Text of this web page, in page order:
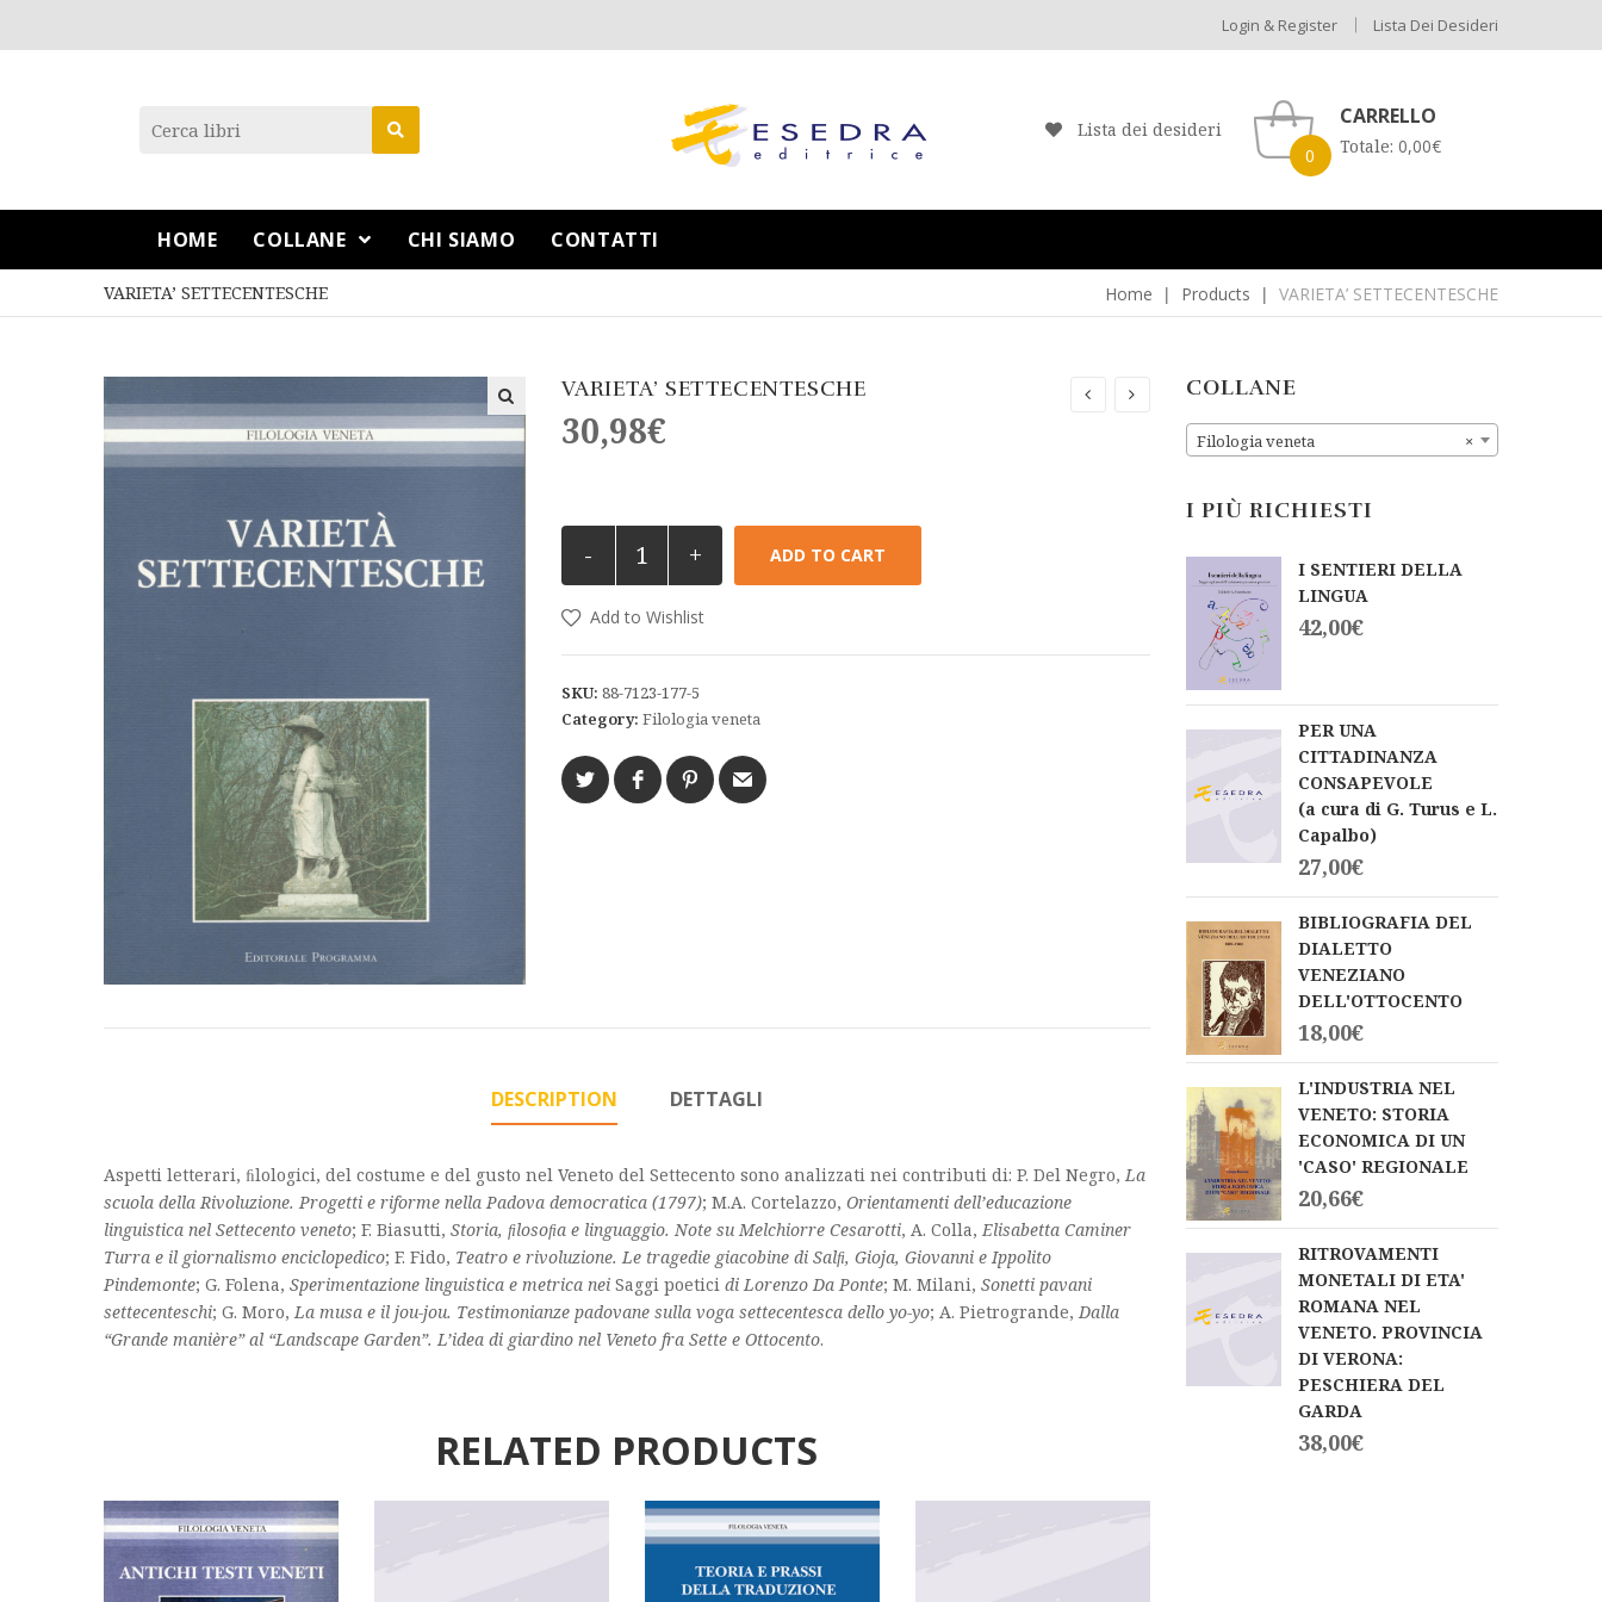
Login & Register Lista Dei Desideri
Lista dei desideri
0
CARRELLO
Totale: 0,00€
HOME COLLANE CHI SIAMO CONTATTI
VARIETA’ SETTECENTESCHE Home Products VARIETA’ SETTECENTESCHE
VARIETA’ SETTECENTESCHE
30,98€
- + ADD TO CART
Add to Wishlist
SKU: 88-7123-177-5
Category: Filologia veneta
DESCRIPTION DETTAGLI
Aspetti letterari, ﬁlologici, del costume e del gusto nel Veneto del Settecento sono analizzati nei contributi di: P. Del Negro, La
scuola della Rivoluzione. Progetti e riforme nella Padova democratica (1797); M.A. Cortelazzo, Orientamenti dell’educazione
linguistica nel Settecento veneto; F. Biasutti, Storia, ﬁlosoﬁa e linguaggio. Note su Melchiorre Cesarotti, A. Colla, Elisabetta Caminer
Turra e il giornalismo enciclopedico; F. Fido, Teatro e rivoluzione. Le tragedie giacobine di Salﬁ, Gioja, Giovanni e Ippolito
Pindemonte; G. Folena, Sperimentazione linguistica e metrica nei Saggi poetici di Lorenzo Da Ponte; M. Milani, Sonetti pavani
settecenteschi; G. Moro, La musa e il jou-jou. Testimonianze padovane sulla voga settecentesca dello yo-yo; A. Pietrogrande, Dalla
“Grande manière” al “Landscape Garden”. L’idea di giardino nel Veneto fra Sette e Ottocento.
RELATED PRODUCTS
COLLANE
×
Filologia veneta
I PIÙ RICHIESTI
I SENTIERI DELLA
LINGUA
42,00€
PER UNA
CITTADINANZA
CONSAPEVOLE
(a cura di G. Turus e L.
Capalbo)
27,00€
BIBLIOGRAFIA DEL
DIALETTO
VENEZIANO
DELL'OTTOCENTO
18,00€
L'INDUSTRIA NEL
VENETO: STORIA
ECONOMICA DI UN
'CASO' REGIONALE
20,66€
RITROVAMENTI
MONETALI DI ETA'
ROMANA NEL
VENETO. PROVINCIA
DI VERONA:
PESCHIERA DEL
GARDA
38,00€